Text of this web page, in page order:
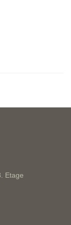
Etage